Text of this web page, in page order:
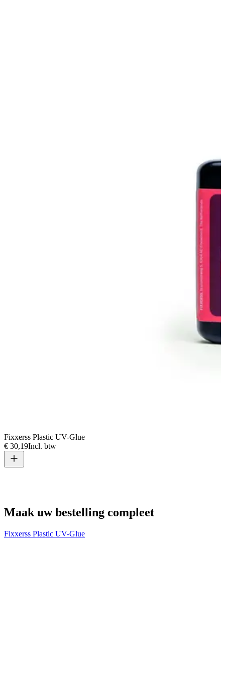
Fixxerss Plastic UV-Glue
€ 30,19Incl. btw
Maak uw bestelling compleet
Fixxerss Plastic UV-Glue